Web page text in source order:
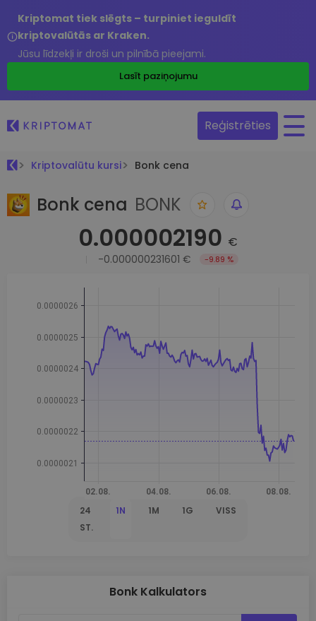
Kriptomat tiek slēgts – turpiniet ieguldīt
kriptovalūtās ar Kraken.
Jūsu līdzekļi ir droši un pilnībā pieejami.
Lasīt paziņojumu
Reģistrēties
Kriptovalūtu kursi Bonk cena
Bonk cena BONK
0.000002190 €
-0.000000231601 € -9.89 %
24
ST.
1N 1M 1G VISS
Bonk Kalkulators